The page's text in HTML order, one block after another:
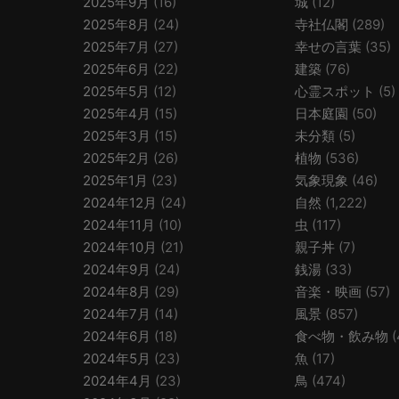
2025年8月 (24)
2025年7月 (27)
2025年6月 (22)
2025年5月 (12)
2025年4月 (15)
2025年3月 (15)
2025年2月 (26)
2025年1月 (23)
2024年12月 (24)
2024年11月 (10)
2024年10月 (21)
2024年9月 (24)
2024年8月 (29)
2024年7月 (14)
2024年6月 (18)
2024年5月 (23)
2024年4月 (23)
寺社仏閣 (289)
幸せの言葉 (35)
建築 (76)
心霊スポット (5)
日本庭園 (50)
未分類 (5)
植物 (536)
気象現象 (46)
自然 (1,222)
虫 (117)
親子丼 (7)
銭湯 (33)
音楽・映画 (57)
風景 (857)
食べ物・飲み物
魚 (17)
鳥 (474)